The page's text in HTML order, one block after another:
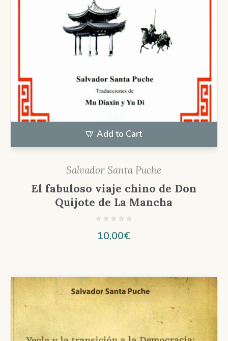
Add to Cart
Salvador Santa Puche
El fabuloso viaje chino de Don
Quijote de La Mancha
10,00€